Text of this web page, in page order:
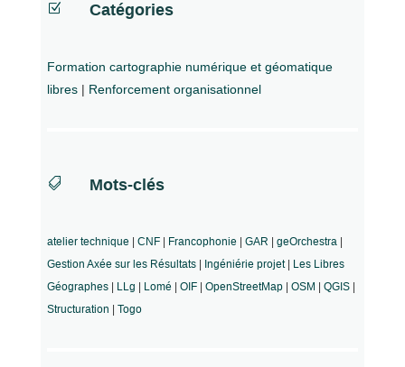
Z Catégories
Formation cartographie numérique et géomatique
libres| Renforcement organisationnel
 Mots-clés
atelier technique| CNF| Francophonie| GAR geOrchestra|
Gestion Axée sur les Résultats| Ingéniérie projet|
Les Libres
Géographes| LLg Lomé| OIF| OpenStreetMap| OSM QGIS|
Structuration
Togo